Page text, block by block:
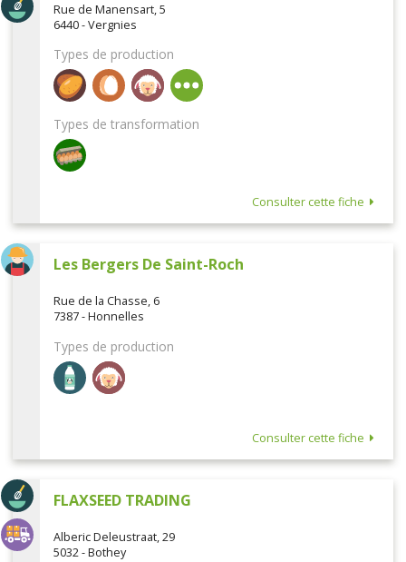
Rue de Manensart, 5
6440 - Vergnies
Types de production
Types de transformation
Consulter cette fiche
Les Bergers De Saint-Roch
Rue de la Chasse, 6
7387 - Honnelles
Types de production
Consulter cette fiche
FLAXSEED TRADING
Alberic Deleustraat, 29
5032 - Bothey